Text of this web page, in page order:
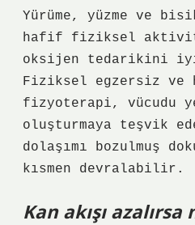
Yürüme, yüzme ve
hafif fiziksel
oksijen tedarikini
Fiziksel egzersiz ve
fizyoterapi, vücudu
oluşturmaya teşvik
dolaşımı bozulmuş
kısmen devralabilir.
Kan akışı azalırsa